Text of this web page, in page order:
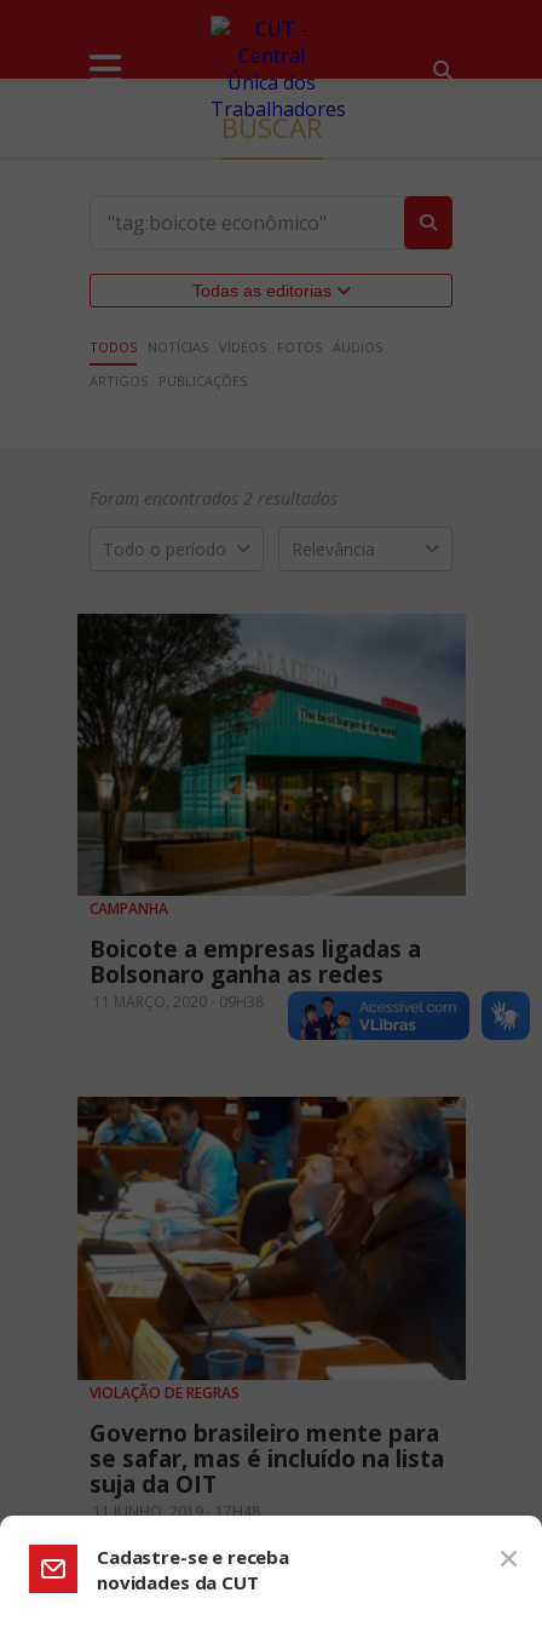
BUSCAR
Todas as editorias
TODOS NOTÍCIAS VÍDEOS FOTOS ÁUDIOS
ARTIGOS
PUBLICAÇÕES
Foram encontrados 2 resultados
Todo o período Relevância
CAMPANHA
Boicote a empresas ligadas a
Bolsonaro ganha as redes
11 MARÇO, 2020 - 09H38
VIOLAÇÃO DE REGRAS
Governo brasileiro mente para
se safar, mas é incluído na lista
suja da OIT
11 JUNHO, 2019 - 17H48
Cadastre-se e receba
novidades da CUT